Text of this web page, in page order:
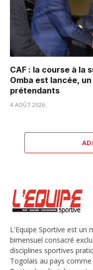
CAF : la course à la
Omba est lancée,
prétendants
4 AOÛT 2026
L'Equipe Sportive est un
bimensuel consacré
disciplines sportives
Togolais au pays